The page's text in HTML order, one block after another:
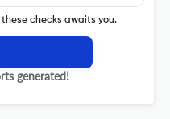
checks awaits you.
generated!